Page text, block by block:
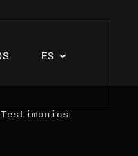
ES
Testimonios